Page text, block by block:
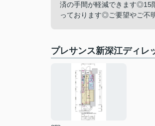
済の手間が軽減できます◎15
っております◎ご要望やご不
プレサンス新深江ディレ